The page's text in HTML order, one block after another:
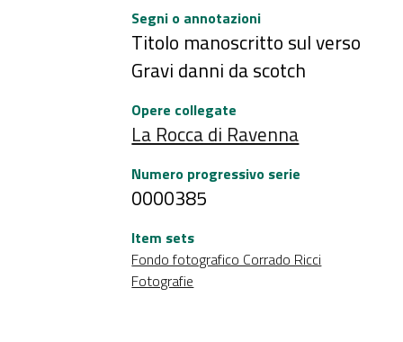
Segni o annotazioni
Titolo manoscritto sul verso
Gravi danni da scotch
Opere collegate
La Rocca di Ravenna
Numero progressivo serie
0000385
Item sets
Fondo fotografico Corrado Ricci
Fotografie